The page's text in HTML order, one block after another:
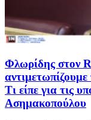
Φλωρίδης στον
Τι είπε για τις
Ασημακοπούλου